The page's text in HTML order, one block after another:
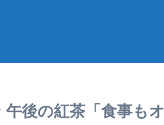
午後の紅茶「食事も